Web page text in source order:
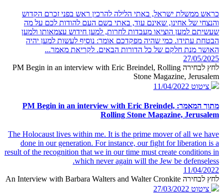
כראש ממשלת ישראל, באתי הלילה להרכין ראש בפני זכרם הקדוש
והנצחי של אחינו, שאינם עוד, באתי בשם העם להודות לכם על מה
שעשיתם למען הוציאו מעבדות לחרות, למען חידוש עצמאותו ולמען
הבטחת עתידו. כמי שהיה מפקדכם אומר: נוסיף לעשות למען יהיה
האושר מנת חלקם של כל הדורות הבאים. לקריאת מאמר...
27/05/2025
לחץ לבחירה PM Begin in an interview with Eric Breindel, Rolling
Stone Magazine, Jerusalem
ציטוט 11/04/2022
מתוך המאמר: PM Begin in an interview with Eric Breindel,
Rolling Stone Magazine, Jerusalem
The Holocaust lives within me. It is the prime mover of all we have
done in our generation. For instance, our fight for liberation is a
result of the recognition that we in our time must create conditions in
which never again will the Jew be defenseless.
11/04/2022
לחץ לבחירה An Interview with Barbara Walters and Walter Cronkite
ציטוט 27/03/2022